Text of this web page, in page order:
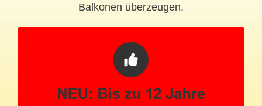
Balkonen überzeugen.